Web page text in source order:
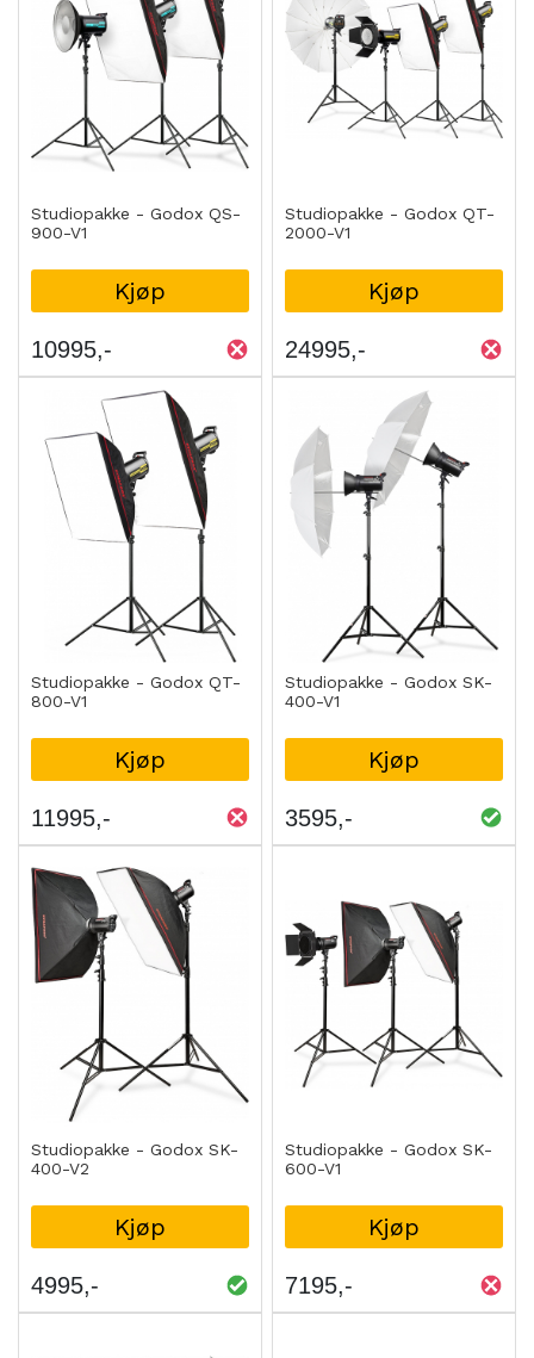
Studiopakke - Godox QS-
900-V1
Kjøp
10995
Studiopakke - Godox QT-
2000-V1
Kjøp
24995
Studiopakke - Godox QT-
800-V1
Kjøp
11995
Studiopakke - Godox SK-
400-V1
Kjøp
3595
Studiopakke - Godox SK-
400-V2
Kjøp
4995
Studiopakke - Godox SK-
600-V1
Kjøp
7195